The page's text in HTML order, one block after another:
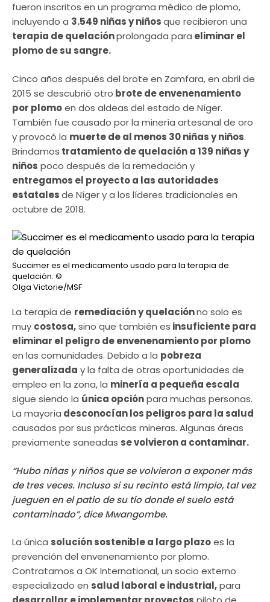
fueron inscritos en un programa médico de plomo,
incluyendo a 3.549 niñas y niñosque recibieron una
terapia de quelaciónprolongada para eliminar el
plomo de su sangre.
Cinco años después del brote en Zamfara, en abril de
2015 se descubrió otro brote de envenenamiento
por plomoen dos aldeas del estado de Níger.
También fue causado por la minería artesanal de oro
y provocó la muerte de al menos 30 niñas y niños.
Brindamos tratamiento de quelación a 139 niñas y
niños poco después de la remedación y
entregamos el proyecto a las autoridades
estatalesde Níger y a los líderes tradicionales en
octubre de 2018.
Succimer es el medicamento usado para la terapia de
quelación. ©
Olga Victorie/MSF
La terapia de remediación y quelaciónno solo es
muy costosa,sino que también es insuficiente para
eliminar el peligro de envenenamiento por plomo
en las comunidades. Debido a la pobreza
generalizada y la falta de otras oportunidades de
empleo en la zona, la minería a pequeña escala
sigue siendo la única opciónpara muchas personas.
La mayoría desconocían los peligros para la salud
causados ​​por sus prácticas mineras. Algunas áreas
previamente saneadas se volvieron a contaminar.
“Hubo niñas y niños que se volvieron a exponer más
de tres veces. Incluso si su recinto está limpio, tal vez
jueguen en el patio de su tío donde el suelo está
contaminado”, dice Mwangombe.
La única solución sostenible a largo plazoes la
prevención del envenenamiento por plomo.
Contratamos a OK International, un socio externo
especializado en salud laboral e industrial,para